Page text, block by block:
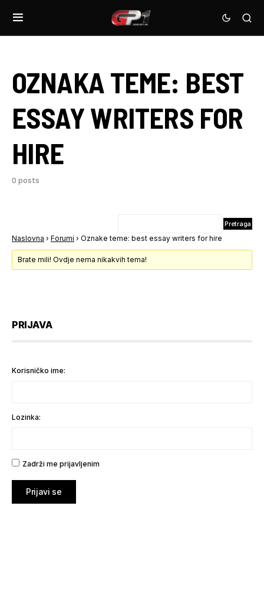
OZNAKA TEME: BEST
ESSAY WRITERS FOR
HIRE
0 posts
Naslovna › Forumi › Oznake teme: best essay writers for hire
Brate mili! Ovdje nema nikakvih tema!
PRIJAVA
Korisničko ime:
Lozinka:
Zadrži me prijavljenim
Prijavi se